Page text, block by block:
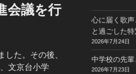
会議を行
た。その後、
文京台小学
心に届く歌
と過ごした
2026年7月24日
中学校の先
2026年7月23日